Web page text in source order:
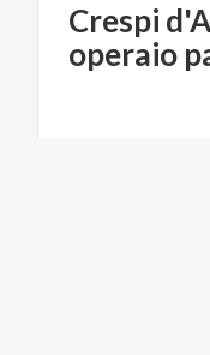
Crespi
operaio